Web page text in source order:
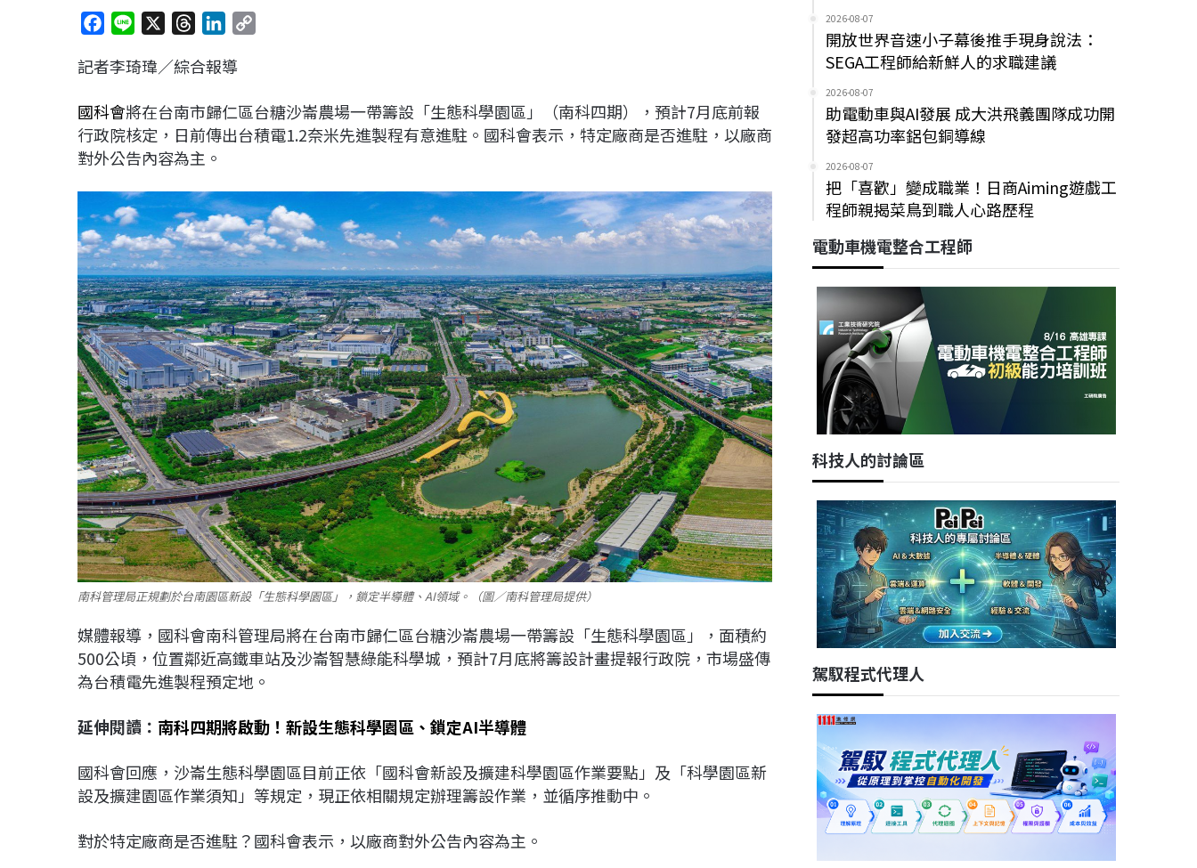
c
b
o
o
n
r
a
d
s
n
e
d
L
i
記者李琦瑋／綜合報導
國科會將在台南市歸仁區台糖沙崙農場一帶籌設「生態科學園區」（南科四期），預計7月底前報
行政院核定，日前傳出台積電1.2奈米先進製程有意進駐。國科會表示，特定廠商是否進駐，以廠商
對外公告內容為主。
南科管理局正規劃於台南園區新設「生態科學園區」，鎖定半導體、AI領域。（圖／南科管理局提供）
媒體報導，國科會南科管理局將在台南市歸仁區台糖沙崙農場一帶籌設「生態科學園區」，面積約
500公頃，位置鄰近高鐵車站及沙崙智慧綠能科學城，預計7月底將籌設計畫提報行政院，市場盛傳
為台積電先進製程預定地。
延伸閱讀： 南科四期將啟動！新設生態科學園區、鎖定AI半導體
國科會回應，沙崙生態科學園區目前正依「國科會新設及擴建科學園區作業要點」及「科學園區新
設及擴建園區作業須知」等規定，現正依相關規定辦理籌設作業，並循序推動中。
對於特定廠商是否進駐？國科會表示，以廠商對外公告內容為主。
2026-08-07
開放世界音速小子幕後推手現身說法：
SEGA工程師給新鮮人的求職建議
2026-08-07
助電動車與AI發展 成大洪飛義團隊成功開
發超高功率鋁包銅導線
2026-08-07
把「喜歡」變成職業！日商Aiming遊戲工
程師親揭菜鳥到職人心路歷程
電動車機電整合工程師
科技人的討論區
駕馭程式代理人